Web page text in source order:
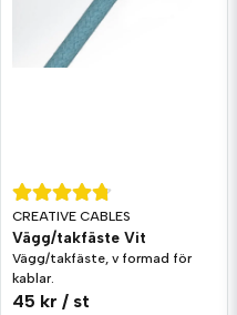
CREATIVE CABLES
Vägg/takfäste Vit
Vägg/takfäste, v formad för
kablar.
45 kr / st